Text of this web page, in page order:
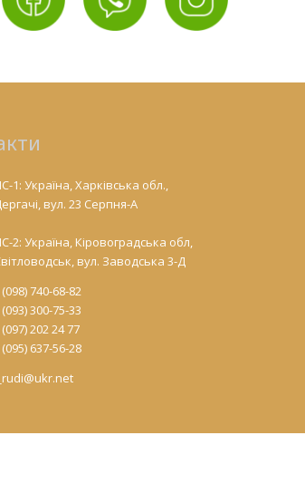
1: Україна, Харківська обл.,
вул. 23 Серпня-А
2: Україна, Кіровоградська обл,
вул. Заводська 3-Д
740-68-82
300-75-33
202 24 77
637-56-28